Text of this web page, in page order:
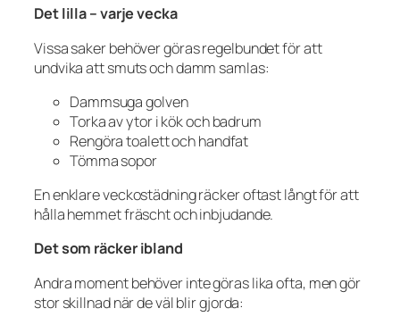
Det lilla – varje vecka
Vissa saker behöver göras regelbundet för att
undvika att smuts och damm samlas:
Dammsuga golven
Torka av ytor i kök och badrum
Rengöra toalett och handfat
Tömma sopor
En enklare veckostädning räcker oftast långt för att
hålla hemmet fräscht och inbjudande.
Det som räcker ibland
Andra moment behöver inte göras lika ofta, men gör
stor skillnad när de väl blir gjorda: